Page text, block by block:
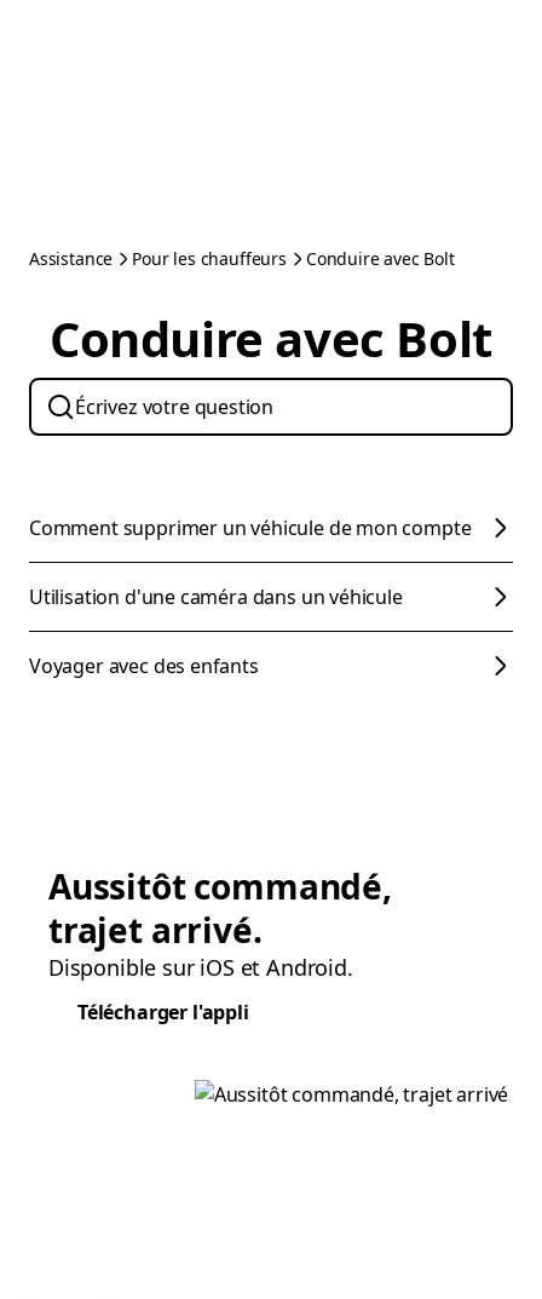
Assistance Pour les chauffeurs Conduire avec Bolt
Conduire avec Bolt
Comment supprimer un véhicule de mon compte
Utilisation d'une caméra dans un véhicule
Voyager avec des enfants
Aussitôt commandé,
trajet arrivé.
Disponible sur iOS et Android.
Télécharger l'appli